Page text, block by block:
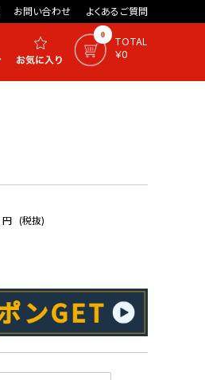
お問い合わせ よくあるご質問
0
TOTAL
￥0
円 (税抜)